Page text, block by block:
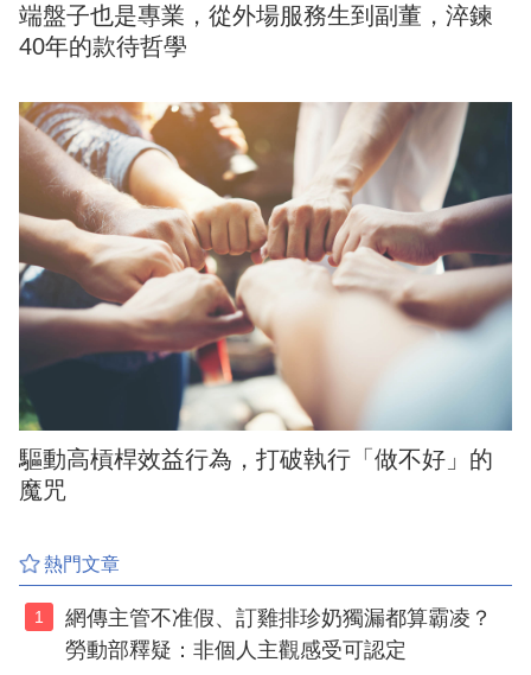
端盤子也是專業，從外場服務生到副董，淬鍊
40年的款待哲學
驅動高槓桿效益行為，打破執行「做不好」的
魔咒
熱門文章
1
網傳主管不准假、訂雞排珍奶獨漏都算霸凌？
勞動部釋疑：非個人主觀感受可認定